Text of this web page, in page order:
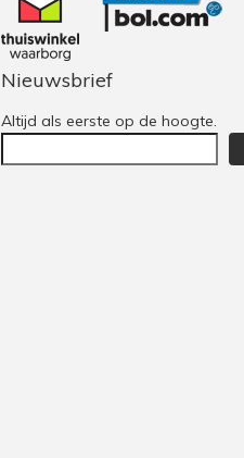
Nieuwsbrief
Altijd als eerste op de hoogte.